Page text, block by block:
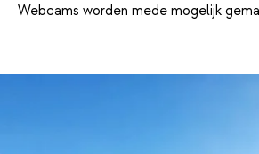
Webcams worden mede mogelijk